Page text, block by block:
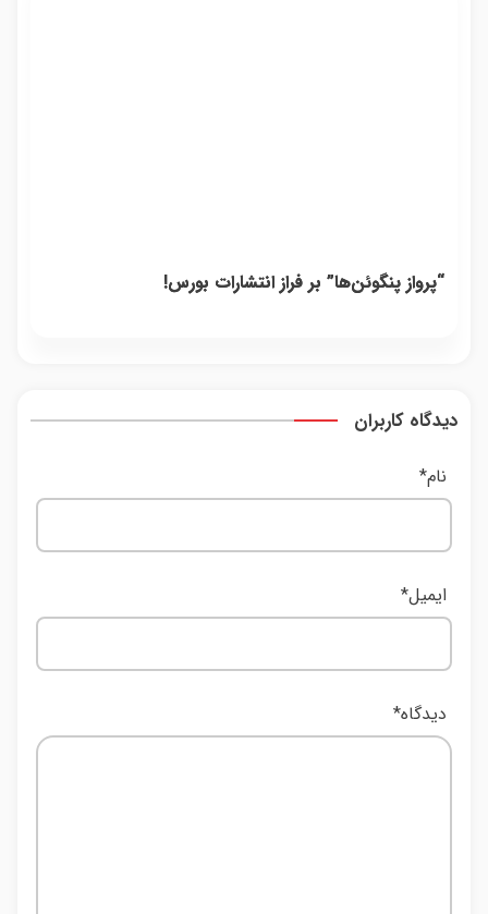
“پرواز پنگوئن‌ها” بر فراز انتشارات بورس!
دیدگاه کاربران
دیدگاه*
نام*
ایمیل*